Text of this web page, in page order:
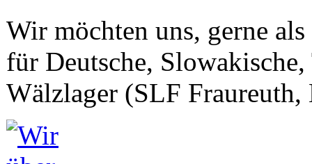
Wir möchten uns, gerne
für Deutsche,
Wälzlager (SLF